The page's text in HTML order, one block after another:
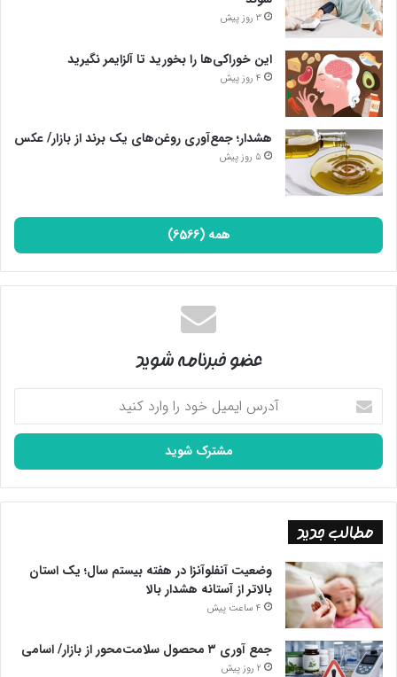
3 روز پیش
این خوراکی‌ها را بخورید تا آلزایمر نگیرید
4 روز پیش
هشدار؛ جمع‌آوری روغن‌های یک برند از بازار/ عکس
5 روز پیش
همه (6566)
عضو خبرنامه شوید
آدرس
ایمیل
خود
وارد
کنید
مطالب جدید
وضعیت آنفلوآنزا در هفته بیستم سال؛ یک استان
بالاتر از آستانه هشدار بالا
4 ساعت پیش
جمع آوری ۳ محصول سلامت‌محور از بازار/ اسامی
2 روز پیش